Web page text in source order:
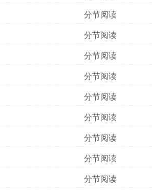
分节阅读
分节阅读
分节阅读
分节阅读
分节阅读
分节阅读
分节阅读
分节阅读
分节阅读